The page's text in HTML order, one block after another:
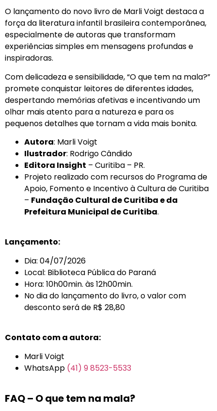
O lançamento do novo livro de Marli Voigt destaca a
força da literatura infantil brasileira contemporânea,
especialmente de autoras que transformam
experiências simples em mensagens profundas e
inspiradoras.
Com delicadeza e sensibilidade, “O que tem na mala?”
promete conquistar leitores de diferentes idades,
despertando memórias afetivas e incentivando um
olhar mais atento para a natureza e para os
pequenos detalhes que tornam a vida mais bonita.
Autora: Marli Voigt
Ilustrador: Rodrigo Cândido
Editora Insight – Curitiba – PR.
Projeto realizado com recursos do Programa de
Apoio, Fomento e Incentivo à Cultura de Curitiba
– Fundação Cultural de Curitiba e da
Prefeitura Municipal de Curitiba.
Lançamento:
Dia: 04/07/2026
Local: Biblioteca Pública do Paraná
Hora: 10h00min. às 12h00min.
No dia do lançamento do livro, o valor com
desconto será de R$ 28,80
Contato com a autora:
Marli Voigt
WhatsApp (41) 9 8523-5533
FAQ – O que tem na mala?